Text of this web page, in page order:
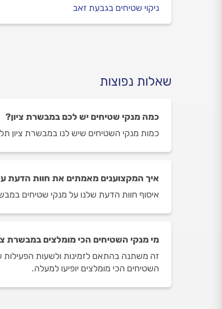
ניקוי שטיחים בגבעת זאב
שאלות נפוצות
כמה מנקי שטיחים יש לכם במבשרת ציון?
כמות מנקי השטיחים שיש לנו במבשרת ציון תלויה ביום
איך המקצוענים מאמתים את חוות הדעת
איסוף חוות הדעת שלנו על מנקי שטיחים
מי מנקי השטיחים הכי מומלצים במבשרת
זה משתנה בהתאם לזמינות ולשעות הפעילות
השטיחים הכי מומלצים יופיעו למעלה.